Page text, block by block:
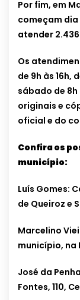
Por fim, em
começam
atender
Os
de 9h às 16h,
sábado de 8h
originais e
oficial e do
Confira os
município:
Luís Gomes:
de Queiroz e
Marcelino
município, na
José da
Fontes, 110,